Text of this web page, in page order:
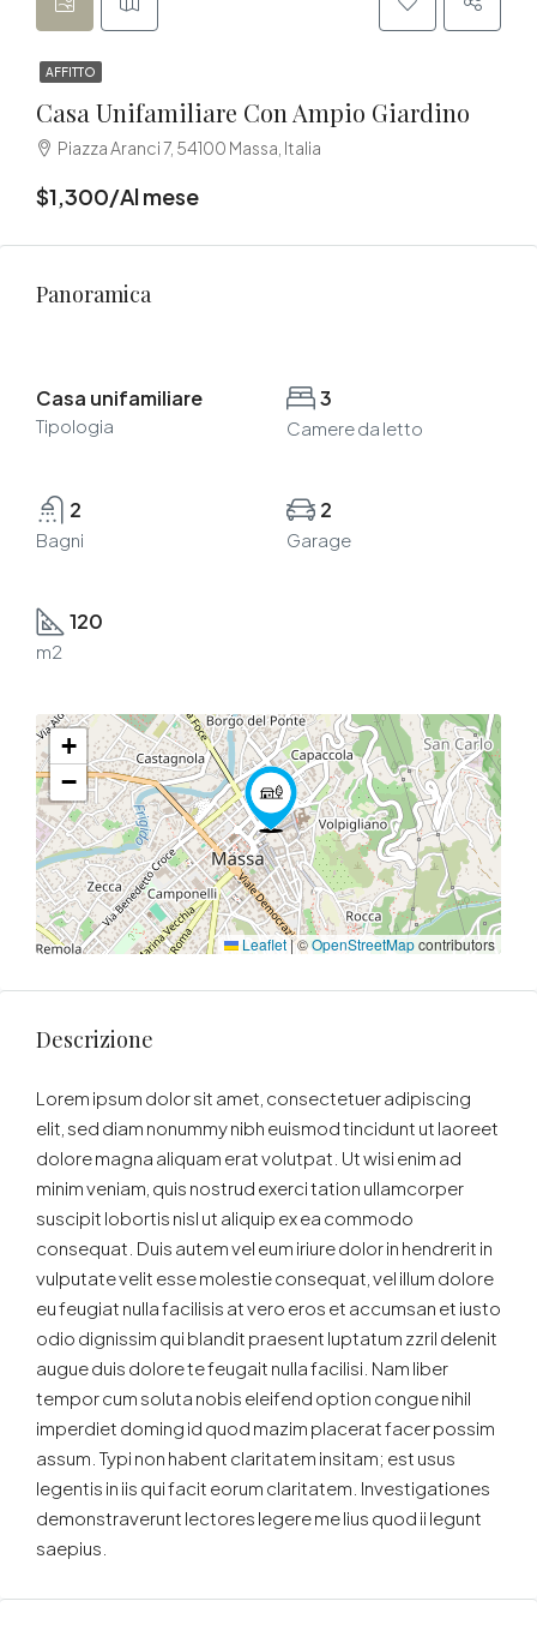
AFFITTO
Casa Unifamiliare Con Ampio Giardino
Piazza Aranci 7, 54100 Massa, Italia
$1,300/Al mese
Panoramica
Casa unifamiliare
Tipologia
3
Camere da letto
2
Bagni
2
Garage
120
m2
+
−
Leaflet|©OpenStreetMapcontributors
Descrizione
Lorem ipsum dolor sit amet, consectetuer adipiscing
elit, sed diam nonummy nibh euismod tincidunt ut laoreet
dolore magna aliquam erat volutpat. Ut wisi enim ad
minim veniam, quis nostrud exerci tation ullamcorper
suscipit lobortis nisl ut aliquip ex ea commodo
consequat. Duis autem vel eum iriure dolor in hendrerit in
vulputate velit esse molestie consequat, vel illum dolore
eu feugiat nulla facilisis at vero eros et accumsan et iusto
odio dignissim qui blandit praesent luptatum zzril delenit
augue duis dolore te feugait nulla facilisi. Nam liber
tempor cum soluta nobis eleifend option congue nihil
imperdiet doming id quod mazim placerat facer possim
assum. Typi non habent claritatem insitam; est usus
legentis in iis qui facit eorum claritatem. Investigationes
demonstraverunt lectores legere me lius quod ii legunt
saepius.